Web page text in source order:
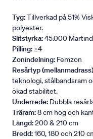
Tyg:Tillverkad på 51%
polyester.
Slitstyrka:45.000
Pilling:≥4
Zonindelning: Femzon
Resårtyp
teknologi, stålbandsram
ökad stabilitet.
Underrede: Dubbla
Träram:8 cm hög och
Längd:200 & 210 cm
Bredd:160, 180 och 210